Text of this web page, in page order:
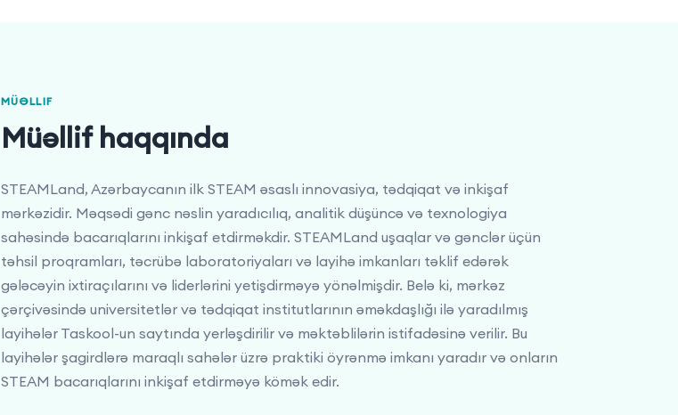
MÜƏLLIF
Müəllif haqqında
STEAMLand, Azərbaycanın ilk STEAM əsaslı innovasiya, tədqiqat və inkişaf
mərkəzidir. Məqsədi gənc nəslin yaradıcılıq, analitik düşüncə və texnologiya
sahəsində bacarıqlarını inkişaf etdirməkdir. STEAMLand uşaqlar və gənclər üçün
təhsil proqramları, təcrübə laboratoriyaları və layihə imkanları təklif edərək
gələcəyin ixtiraçılarını və liderlərini yetişdirməyə yönəlmişdir. Belə ki, mərkəz
çərçivəsində universitetlər və tədqiqat institutlarının əməkdaşlığı ilə yaradılmış
layihələr Taskool-un saytında yerləşdirilir və məktəblilərin istifadəsinə verilir. Bu
layihələr şagirdlərə maraqlı sahələr üzrə praktiki öyrənmə imkanı yaradır və onların
STEAM bacarıqlarını inkişaf etdirməyə kömək edir.